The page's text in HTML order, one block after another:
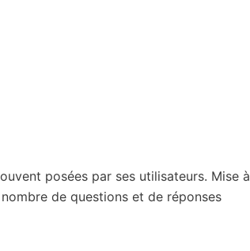
posées par ses utilisateurs. Mise à
de questions et de réponses